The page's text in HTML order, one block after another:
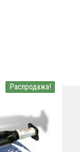
Распродажа!